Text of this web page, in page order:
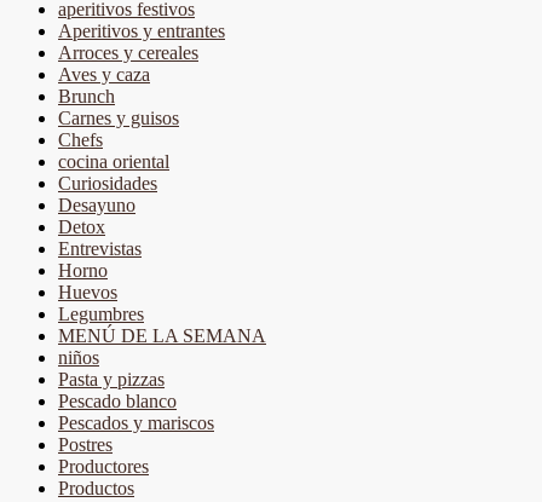
aperitivos festivos
Aperitivos y entrantes
Arroces y cereales
Aves y caza
Brunch
Carnes y guisos
Chefs
cocina oriental
Curiosidades
Desayuno
Detox
Entrevistas
Horno
Huevos
Legumbres
MENÚ DE LA SEMANA
niños
Pasta y pizzas
Pescado blanco
Pescados y mariscos
Postres
Productores
Productos